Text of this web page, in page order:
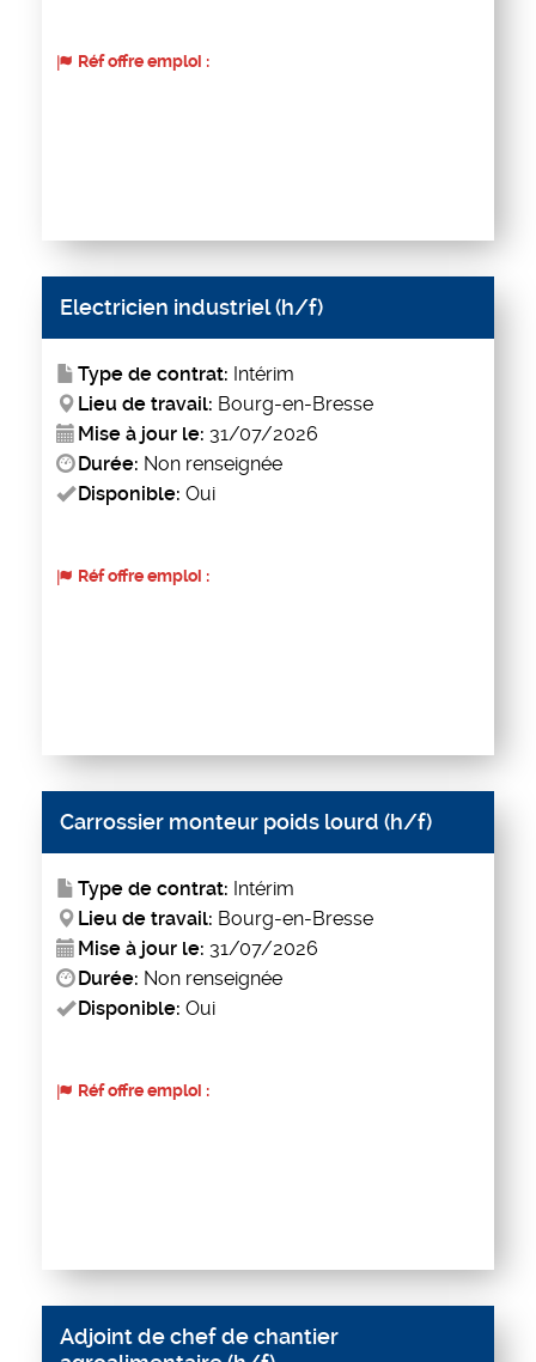
Réf offre emploi :
Electricien industriel (h/f)
Type de contrat: Intérim
Lieu de travail: Bourg-en-Bresse
Mise à jour le: 31/07/2026
Durée: Non renseignée
Disponible: Oui
Réf offre emploi :
Carrossier monteur poids lourd (h/f)
Type de contrat: Intérim
Lieu de travail: Bourg-en-Bresse
Mise à jour le: 31/07/2026
Durée: Non renseignée
Disponible: Oui
Réf offre emploi :
Adjoint de chef de chantier